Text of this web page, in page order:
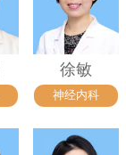
徐敏
神经内科